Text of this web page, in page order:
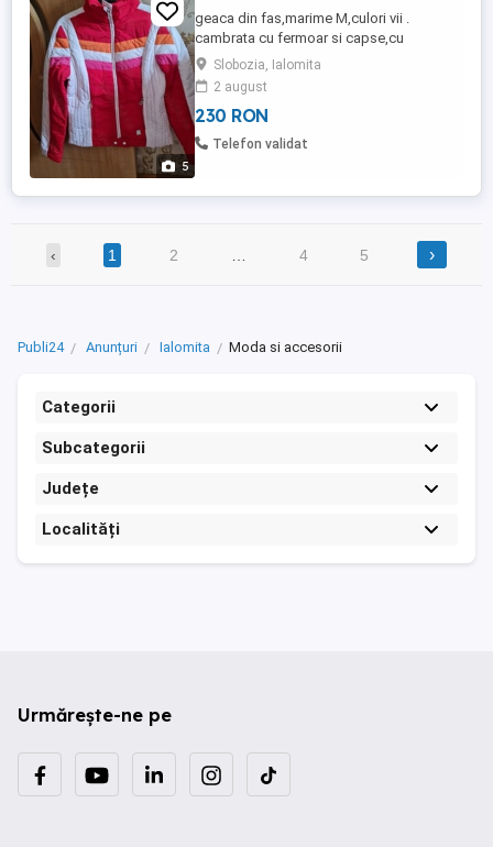
5
geaca din fas,marime M,culori vii .
cambrata cu fermoar si capse,cu
buzunare laterale este noua. firma Little
Big
Slobozia, Ialomita
2 august
230 RON
Telefon validat
‹ 1 2 4 5 ›
Publi24 Anunțuri Ialomita Moda si accesorii
Categorii
Subcategorii
Județe
Localități
Urmărește-ne pe